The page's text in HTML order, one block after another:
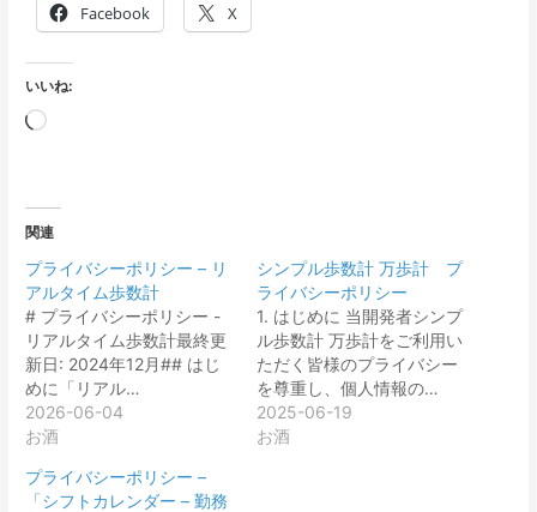
Facebook X
いいね:
読
み
中…
関連
プライバシーポリシー – リ
アルタイム歩数計
# プライバシーポリシー -
リアルタイム歩数計最終更
新日: 2024年12月## はじ
めに「リアル…
2026-06-04
お酒
シンプル歩数計 万歩計 プ
ライバシーポリシー
1. はじめに 当開発者シンプ
ル歩数計 万歩計をご利用い
ただく皆様のプライバシー
を尊重し、個人情報の…
2025-06-19
お酒
プライバシーポリシー –
「シフトカレンダー – 勤務